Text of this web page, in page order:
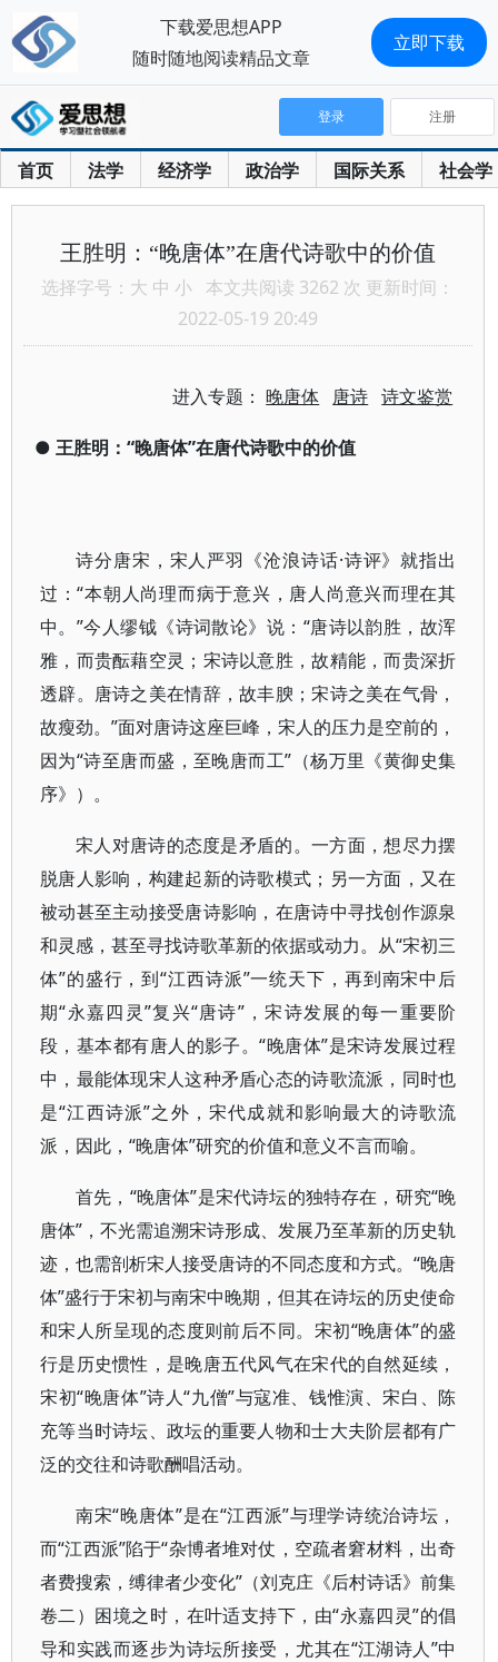
首页 法学 经济学 政治学 国际关系 社会学
登录 注册
王胜明：“晚唐体”在唐代诗歌中的价值
选择字号： 大 中 小 本文共阅读 3262 次 更新时间：
2022-05-19 20:49
进入专题：晚唐体 唐诗 诗文鉴赏
● 王胜明：“晚唐体”在唐代诗歌中的价值
诗分唐宋，宋人严羽《沧浪诗话·诗评》就指出
过：“本朝人尚理而病于意兴，唐人尚意兴而理在其
中。”今人缪钺《诗词散论》说：“唐诗以韵胜，故浑
雅，而贵酝藉空灵；宋诗以意胜，故精能，而贵深折
透辟。唐诗之美在情辞，故丰腴；宋诗之美在气骨，
故瘦劲。”面对唐诗这座巨峰，宋人的压力是空前的，
因为“诗至唐而盛，至晚唐而工”（杨万里《黄御史集
序》）。
宋人对唐诗的态度是矛盾的。一方面，想尽力摆
脱唐人影响，构建起新的诗歌模式；另一方面，又在
被动甚至主动接受唐诗影响，在唐诗中寻找创作源泉
和灵感，甚至寻找诗歌革新的依据或动力。从“宋初三
体”的盛行，到“江西诗派”一统天下，再到南宋中后
期“永嘉四灵”复兴“唐诗”，宋诗发展的每一重要阶
段，基本都有唐人的影子。“晚唐体”是宋诗发展过程
中，最能体现宋人这种矛盾心态的诗歌流派，同时也
是“江西诗派”之外，宋代成就和影响最大的诗歌流
派，因此，“晚唐体”研究的价值和意义不言而喻。
首先，“晚唐体”是宋代诗坛的独特存在，研究“晚
唐体”，不光需追溯宋诗形成、发展乃至革新的历史轨
迹，也需剖析宋人接受唐诗的不同态度和方式。“晚唐
体”盛行于宋初与南宋中晚期，但其在诗坛的历史使命
和宋人所呈现的态度则前后不同。宋初“晚唐体”的盛
行是历史惯性，是晚唐五代风气在宋代的自然延续，
宋初“晚唐体”诗人“九僧”与寇准、钱惟演、宋白、陈
充等当时诗坛、政坛的重要人物和士大夫阶层都有广
泛的交往和诗歌酬唱活动。
南宋“晚唐体”是在“江西派”与理学诗统治诗坛，
而“江西派”陷于“杂博者堆对仗，空疏者窘材料，出奇
者费搜索，缚律者少变化”（刘克庄《后村诗话》前集
卷二）困境之时，在叶适支持下，由“永嘉四灵”的倡
导和实践而逐步为诗坛所接受，尤其在“江湖诗人”中
下载爱思想APP
随时随地阅读精品文章
立即下载